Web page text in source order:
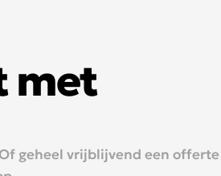
met
geheel vrijblijvend een offerte